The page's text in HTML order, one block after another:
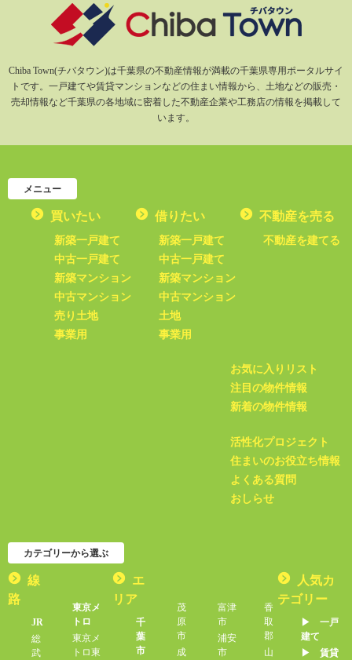
Chiba Town(チバタウン)は千葉県の不動産情報が満載の千葉県専用ポータルサイ
トです。一戸建てや賃貸マンションなどの住まい情報から、土地などの販売・
売却情報など千葉県の各地域に密着した不動産企業や工務店の情報を掲載して
います。
メニュー
買いたい
新築一戸建て
中古一戸建て
新築マンション
中古マンション
売り土地
事業用
借りたい
新築一戸建て
中古一戸建て
新築マンション
中古マンション
土地
事業用
不動産を売る
不動産を建てる
お気に入りリスト
注目の物件情報
新着の物件情報
活性化プロジェクト
住まいのお役立ち情報
よくある質問
おしらせ
カテゴリーから選ぶ
線
路
JR
総
武
東京メ
トロ
東京メ
トロ東
エ
リア
千
葉
市
茂
原
市
成
富津
市
浦安
市
香
取
郡
山
人気カ
テゴリー
▶︎ 一戸
建て
▶︎ 賃貸